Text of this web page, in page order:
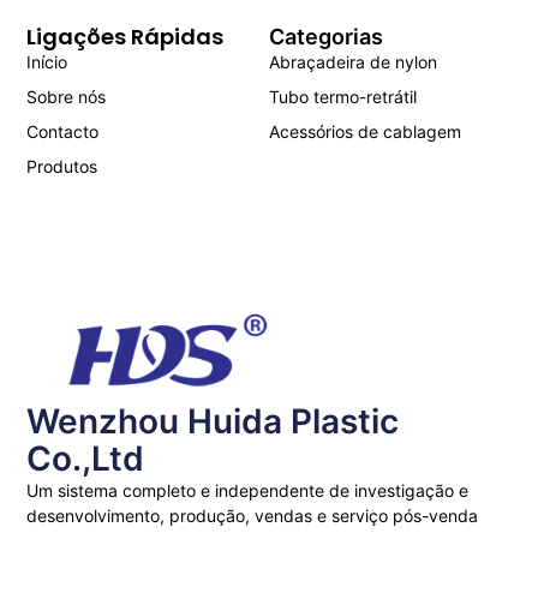
Wenzhou Huida Plastic
Co.,Ltd
Um sistema completo e independente de investigação e
desenvolvimento, produção, vendas e serviço pós-venda
Categorias
Abraçadeira de nylon
Tubo termo-retrátil
Acessórios de cablagem
Ligações Rápidas
Início
Sobre nós
Contacto
Produtos